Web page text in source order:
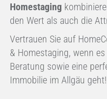
Homestaging
den Wert als auch die
Vertrauen Sie auf
& Homestaging, wenn
Beratung sowie eine
Immobilie im Allgäu geht!